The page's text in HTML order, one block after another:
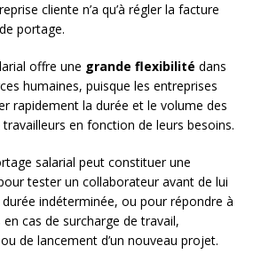
cliente n’a qu’à régler la facture
portage.
offre une grande flexibilité dans
humaines, puisque les entreprises
rapidement la durée et le volume des
en fonction de leurs besoins.
salarial peut constituer une
tester un collaborateur avant de lui
indéterminée, ou pour répondre à
cas de surcharge de travail,
ou de lancement d’un nouveau projet.